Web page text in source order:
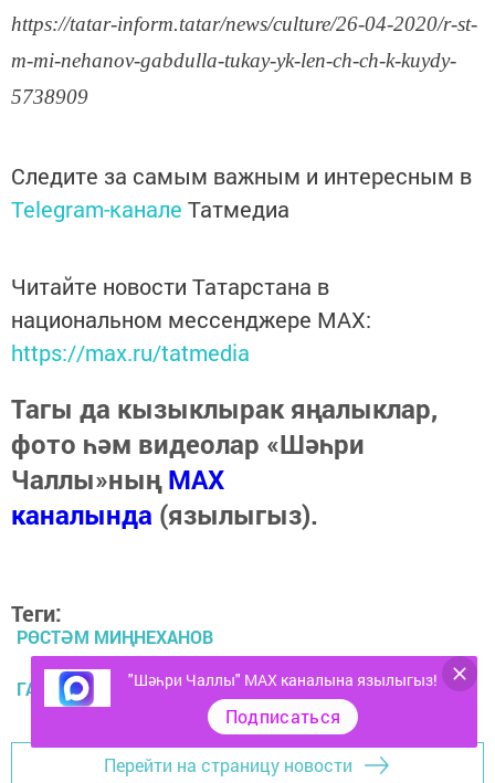
https://tatar-inform.tatar/news/culture/26-04-2020/r-st-
m-mi-nehanov-gabdulla-tukay-yk-len-ch-ch-k-kuydy-
5738909
Следите за самым важным и интересным в
Telegram-канале Татмедиа
Читайте новости Татарстана в
национальном мессенджере MАХ:
https://max.ru/tatmedia
Тагы да кызыклырак яңалыклар,
фото һәм видеолар «Шәһри
Чаллы»ныңMAX
каналында (язылыгыз).
Теги:
РӨСТӘМ МИҢНЕХАНОВ
ГАБДУЛЛА ТУКАЙ
Перейти на страницу новости
"Шәһри Чаллы" MAX каналына язылыгыз!
Подписаться